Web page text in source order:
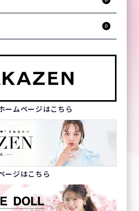
ームページはこちら
ージはこちら